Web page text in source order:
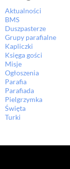
Aktualności
BMS
Duszpasterze
Grupy parafialne
Kapliczki
Księga gości
Misje
Ogłoszenia
Parafia
Parafiada
Pielgrzymka
Święta
Turki